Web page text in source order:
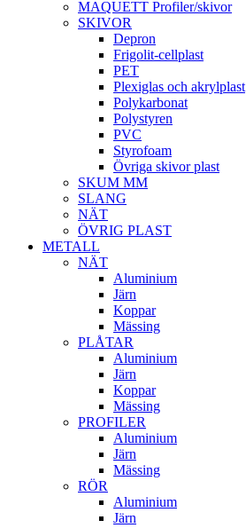
MAQUETT Profiler/skivor
SKIVOR
Depron
Frigolit-cellplast
PET
Plexiglas och akrylplast
Polykarbonat
Polystyren
PVC
Styrofoam
Övriga skivor plast
SKUM MM
SLANG
NÄT
ÖVRIG PLAST
METALL
NÄT
Aluminium
Järn
Koppar
Mässing
PLÅTAR
Aluminium
Järn
Koppar
Mässing
PROFILER
Aluminium
Järn
Mässing
RÖR
Aluminium
Järn